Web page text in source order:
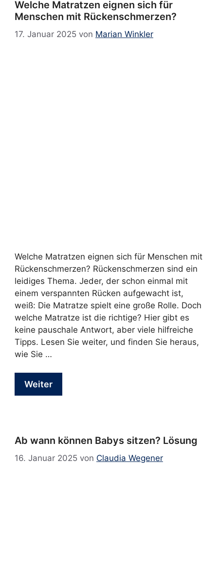
Welche Matratzen eignen sich für
Menschen mit Rückenschmerzen?
17. Januar 2025 von Marian Winkler
Welche Matratzen eignen sich für Menschen mit
Rückenschmerzen? Rückenschmerzen sind ein
leidiges Thema. Jeder, der schon einmal mit
einem verspannten Rücken aufgewacht ist,
weiß: Die Matratze spielt eine große Rolle. Doch
welche Matratze ist die richtige? Hier gibt es
keine pauschale Antwort, aber viele hilfreiche
Tipps. Lesen Sie weiter, und finden Sie heraus,
wie Sie …
Weiter
Ab wann können Babys sitzen? Lösung
16. Januar 2025 von Claudia Wegener